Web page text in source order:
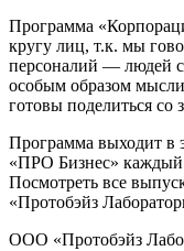
Программа
кругу лиц, т.к. мы
персоналий — людей
особым образом
готовы поделиться со
Программа выходит в
«ПРО Бизнес» каждый
Посмотреть все
«Протобэйз
ООО «Протобэйз